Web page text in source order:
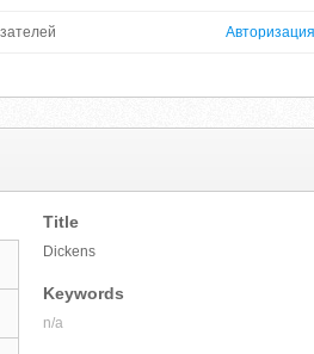
Авторизация
Title
Dickens
Keywords
n/a